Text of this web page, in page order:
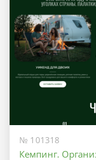
№ 101318
Кемпинг.